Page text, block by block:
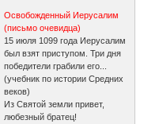
Освобожденный Иерусалим
(письмо очевидца)
15 июля 1099 года Иерусалим
был взят приступом. Три дня
победители грабили его...
(учебник по истории Средних
веков)
Из Святой земли привет,
любезный братец!